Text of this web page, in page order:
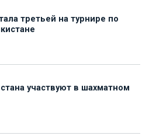
третьей на турнире по
участвуют в шахматном